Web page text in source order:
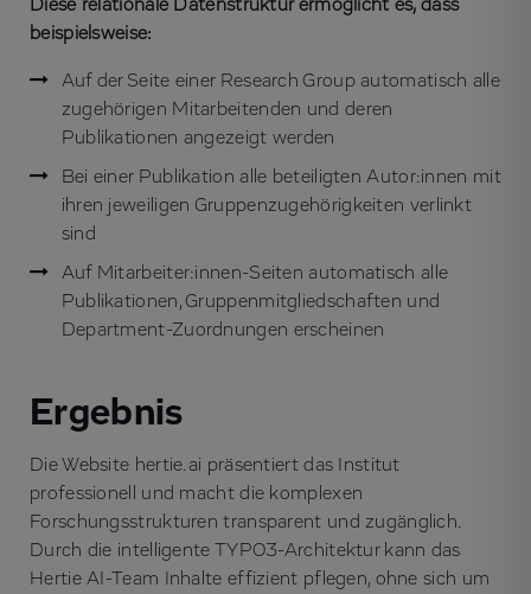
Diese relationale Datenstruktur ermöglicht es, dass
beispielsweise:
Auf der Seite einer Research Group automatisch alle
zugehörigen Mitarbeitenden und deren
Publikationen angezeigt werden
Bei einer Publikation alle beteiligten Autor:innen mit
ihren jeweiligen Gruppenzugehörigkeiten verlinkt
sind
Auf Mitarbeiter:innen-Seiten automatisch alle
Publikationen, Gruppenmitgliedschaften und
Department-Zuordnungen erscheinen
Ergebnis
Die Website hertie.ai präsentiert das Institut
professionell und macht die komplexen
Forschungsstrukturen transparent und zugänglich.
Durch die intelligente TYPO3-Architektur kann das
Hertie AI-Team Inhalte effizient pflegen, ohne sich um